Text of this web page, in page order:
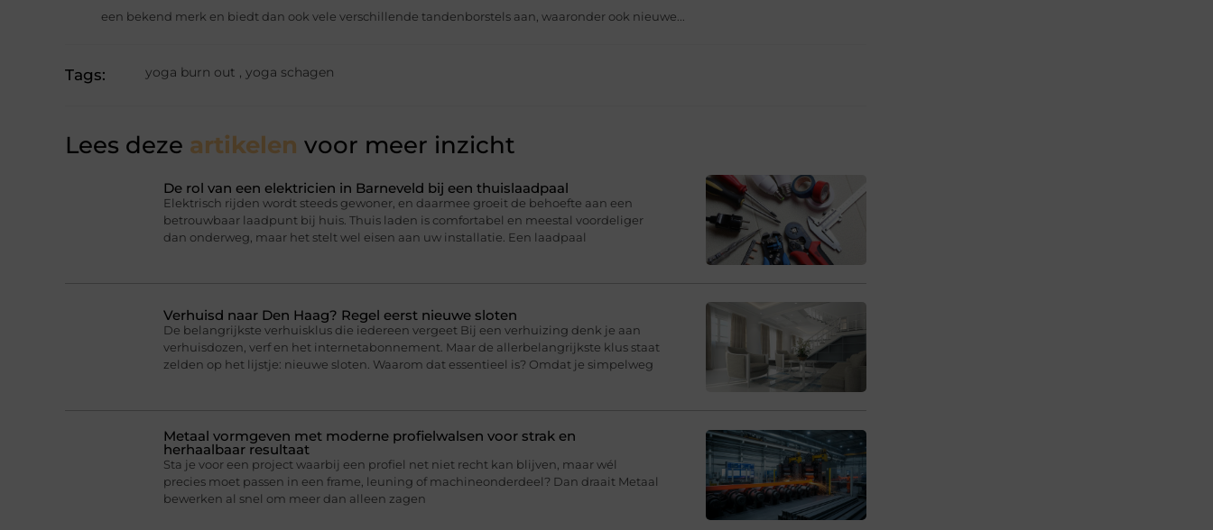
een bekend merk en biedt dan ook vele verschillende tandenborstels aan, waaronder ook nieuwe...
Tags: yoga burn out , yoga schagen
Lees deze artikelen voor meer inzicht
De rol van een elektricien in Barneveld bij een thuislaadpaal
Elektrisch rijden wordt steeds gewoner, en daarmee groeit de behoefte aan een
betrouwbaar laadpunt bij huis. Thuis laden is comfortabel en meestal voordeliger
dan onderweg, maar het stelt wel eisen aan uw installatie. Een laadpaal
Verhuisd naar Den Haag? Regel eerst nieuwe sloten
De belangrijkste verhuisklus die iedereen vergeet Bij een verhuizing denk je aan
verhuisdozen, verf en het internetabonnement. Maar de allerbelangrijkste klus staat
zelden op het lijstje: nieuwe sloten. Waarom dat essentieel is? Omdat je simpelweg
Metaal vormgeven met moderne profielwalsen voor strak en
herhaalbaar resultaat
Sta je voor een project waarbij een profiel net niet recht kan blijven, maar wél
precies moet passen in een frame, leuning of machineonderdeel? Dan draait Metaal
bewerken al snel om meer dan alleen zagen